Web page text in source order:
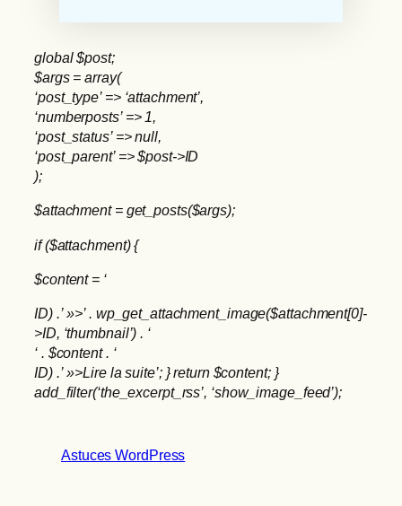
global $post;
$args = array(
‘post_type’ => ‘attachment’,
‘numberposts’ => 1,
‘post_status’ => null,
‘post_parent’ => $post->ID
);
$attachment = get_posts($args);
if ($attachment) {
$content = ‘
ID) .’ »>’ . wp_get_attachment_image($attachment[0]-
>ID, ‘thumbnail’) . ‘
‘ . $content . ‘
ID) .’ »>Lire la suite’; } return $content; }
add_filter(‘the_excerpt_rss’, ‘show_image_feed’);
Astuces WordPress